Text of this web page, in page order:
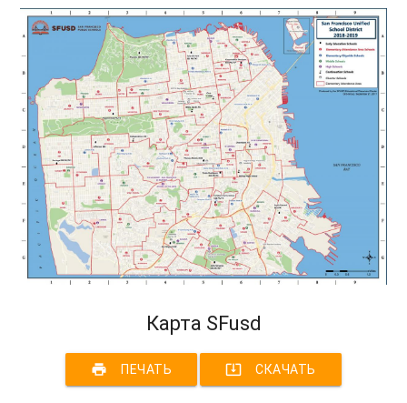
Карта SFusd
print ПЕЧАТЬ system_update_alt СКАЧАТЬ